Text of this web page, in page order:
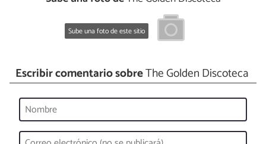
Sube una foto de este sitio
Escribir comentario sobreThe Golden Discoteca